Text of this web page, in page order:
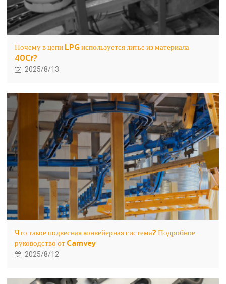
Почему в цепи LPG используется литье из материала
40Cr?
2025/8/13
Что такое подвесная конвейерная система? Подробное
руководство от Camvey
2025/8/12